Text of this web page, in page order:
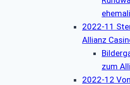
2022-11
Allianz
zum
2022-12